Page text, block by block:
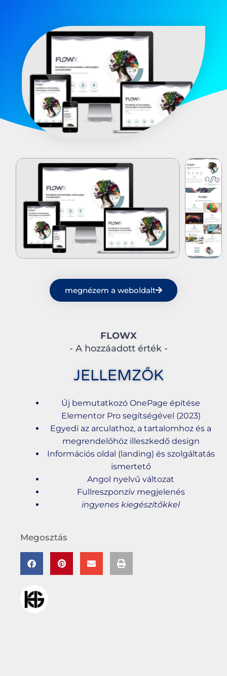
megnézem a weboldalt
FLOWX
- A hozzáadott érték -
JELLEMZŐK
Új bemutatkozó OnePage építése
Elementor Pro segítségével (2023)
Egyedi az arculathoz, a tartalomhoz és a
megrendelőhöz illeszkedő design
Információs oldal (landing) és szolgáltatás
ismertető
Angol nyelvű változat
Fullreszponzív megjelenés
ingyenes kiegészítőkkel
Megosztás